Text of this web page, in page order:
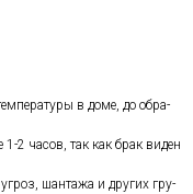
в до­ме, до об­ра­
2 ча­сов, так как брак ви­ден
шан­та­жа и дру­гих гру­